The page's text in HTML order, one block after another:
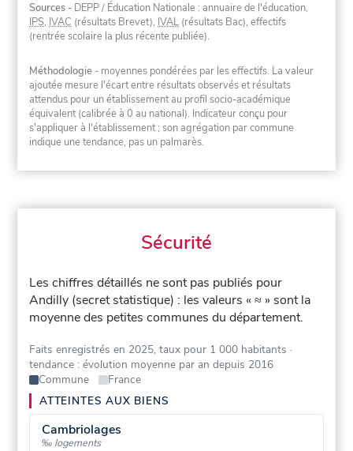
Sources - DEPP / Éducation Nationale : annuaire de l'éducation,
IPS, IVAC (résultats Brevet), IVAL (résultats Bac), effectifs
(rentrée scolaire la plus récente publiée).
Méthodologie - moyennes pondérées par les effectifs. La valeur
ajoutée mesure l'écart entre résultats observés et résultats
attendus pour un établissement au profil socio-académique
équivalent (calibrée à 0 au national). Indicateur conçu pour
s'appliquer à l'établissement ; son agrégation par commune
indique une tendance, pas un palmarès.
Sécurité
Les chiffres détaillés ne sont pas publiés pour
Andilly (secret statistique) : les valeurs « ≈ » sont la
moyenne des petites communes du département.
Faits enregistrés en 2025, taux pour 1 000 habitants ·
tendance : évolution moyenne par an depuis 2016
Commune
France
ATTEINTES AUX BIENS
Cambriolages
‰ logements